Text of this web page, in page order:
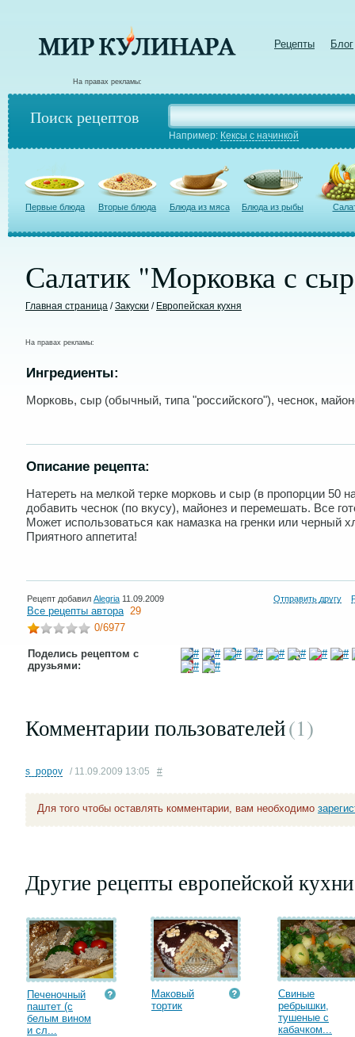
Рецепты Блог
На правах рекламы:
Поиск рецептов
Например: Кексы с начинкой
Первые блюда Вторые блюда Блюда из мяса Блюда из рыбы
Салатик "Морковка с
Главная страница /Закуски / Европейская кухня
На правах рекламы:
Ингредиенты:
Морковь, сыр (обычный, типа "российского"), чеснок,
Описание рецепта:
Натереть на мелкой терке морковь и сыр (в пропорции 50
добавить чеснок (по вкусу), майонез и перемешать. Все
Может использоваться как намазка на гренки или черный
Приятного аппетита!
Рецепт добавил Alegria 11.09.2009 Отправить другу
Все рецепты автора 29
0/6977
Поделись рецептом с
друзьями:
Комментарии пользователей(1)
s_popov / 11.09.2009 13:05 #
Для того чтобы оставлять комментарии, вам необходимо
Другие рецепты европейской кухни
Печеночный
паштет (с
белым вином
и сл...
Маковый
тортик
Свиные
ребрышки,
тушеные с
кабачком...